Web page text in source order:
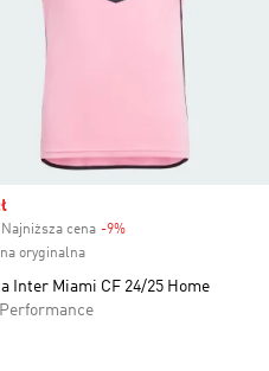
Najniższa cena -9%
oryginalna
Inter Miami CF 24/25 Home